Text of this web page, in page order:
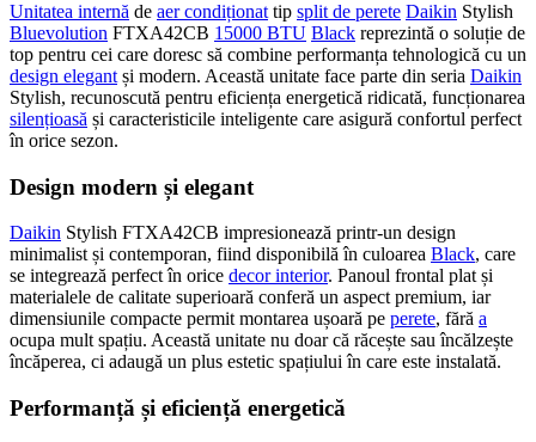
Unitatea internă de aer condiționat tip split de perete Daikin Stylish
Bluevolution FTXA42CB 15000 BTU Black reprezintă o soluție de
top pentru cei care doresc să combine performanța tehnologică cu un
design elegant și modern. Această unitate face parte din seria Daikin
Stylish, recunoscută pentru eficiența energetică ridicată, funcționarea
silențioasă și caracteristicile inteligente care asigură confortul perfect
în orice sezon.
Design modern și elegant
Daikin Stylish FTXA42CB impresionează printr-un design
minimalist și contemporan, fiind disponibilă în culoarea Black, care
se integrează perfect în orice decor interior. Panoul frontal plat și
materialele de calitate superioară conferă un aspect premium, iar
dimensiunile compacte permit montarea ușoară pe perete, fără a
ocupa mult spațiu. Această unitate nu doar că răcește sau încălzește
încăperea, ci adaugă un plus estetic spațiului în care este instalată.
Performanță și eficiență energetică